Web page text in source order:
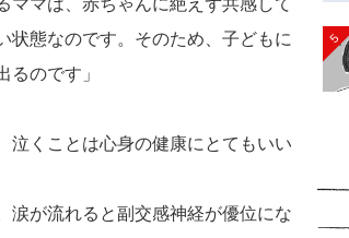
ママは、赤ちゃんに絶えず共感して
状態なのです。そのため、子どもに
のです」
泣くことは心身の健康にとてもいい
涙が流れると副交感神経が優位にな
5